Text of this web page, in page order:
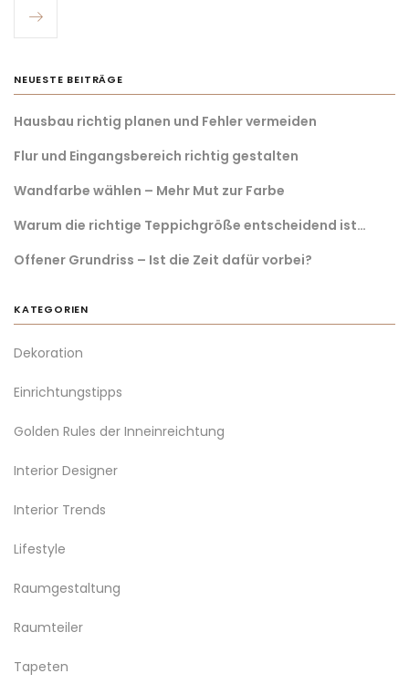
NEUESTE BEITRÄGE
Hausbau richtig planen und Fehler vermeiden
Flur und Eingangsbereich richtig gestalten
Wandfarbe wählen – Mehr Mut zur Farbe
Warum die richtige Teppichgröße entscheidend ist…
Offener Grundriss – Ist die Zeit dafür vorbei?
KATEGORIEN
Dekoration
Einrichtungstipps
Golden Rules der Inneinreichtung
Interior Designer
Interior Trends
Lifestyle
Raumgestaltung
Raumteiler
Tapeten